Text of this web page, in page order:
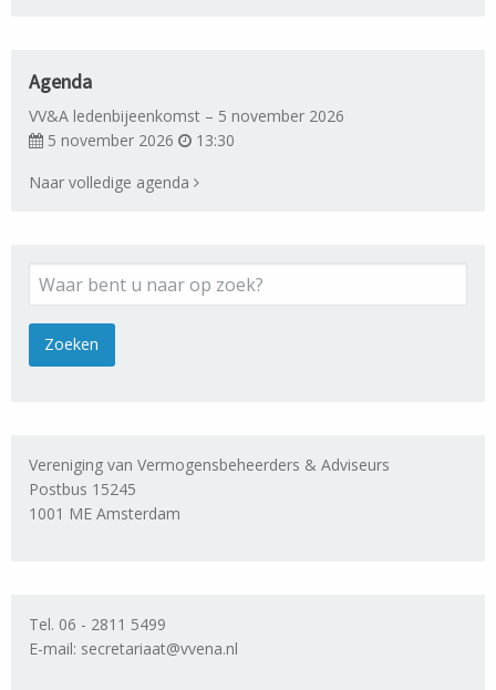
Agenda
VV&A ledenbijeenkomst – 5 november 2026
5 november 2026
13:30
Naar volledige agenda
Vereniging van Vermogensbeheerders & Adviseurs
Postbus 15245
1001 ME Amsterdam
Tel. 06 - 2811 5499
E-mail: secretariaat@vvena.nl